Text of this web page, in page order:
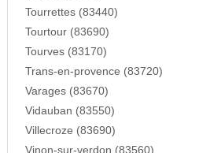
Tourrettes (83440)
Tourtour (83690)
Tourves (83170)
Trans-en-provence (83720)
Varages (83670)
Vidauban (83550)
Villecroze (83690)
Vinon-sur-verdon (83560)